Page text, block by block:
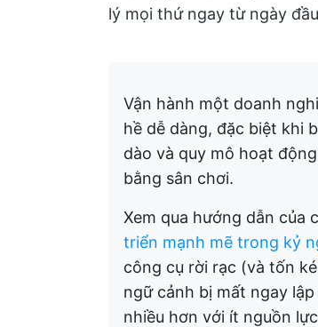
lý mọi thứ ngay từ ngày
Vận hành một doanh
hề dễ dàng, đặc biệt khi
dào và quy mô hoạt
bằng sân chơi.
Xem qua hướng dẫn của
triển mạnh mẽ trong kỷ
công cụ rời rạc (và tốn
ngữ cảnh bị mất ngay
nhiều hơn với ít nguồn